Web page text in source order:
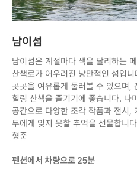
남이섬
남이섬은 계절마다 색을 달리하는
산책로가 어우러진 낭만적인 섬입
곳곳을 여유롭게 둘러볼 수 있으며,
힐링 산책을 즐기기에 좋습니다. 나
공간으로 다양한 조각 작품과 전시,
두에게 잊지 못할 추억을 선물합니
형준
펜션에서 차량으로 25분